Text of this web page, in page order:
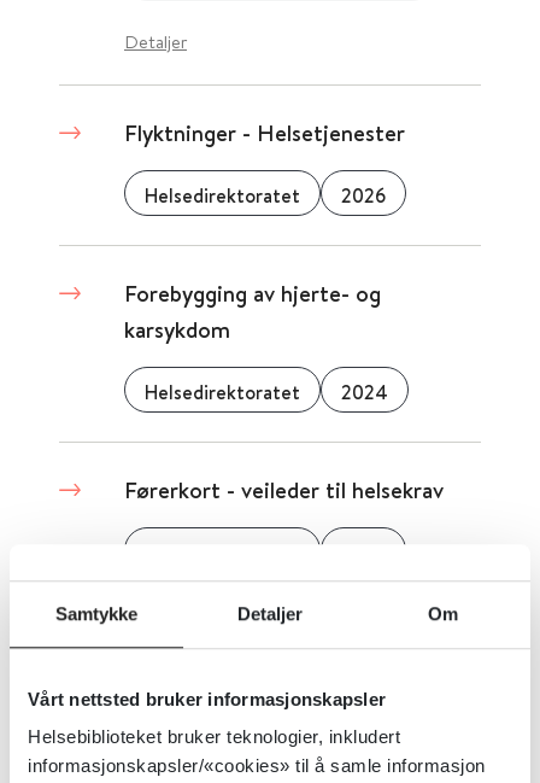
Samtykke Detaljer Om
Vårt nettsted bruker informasjonskapsler
Helsebiblioteket bruker teknologier, inkludert
informasjonskapsler/«cookies» til å samle informasjon
Detaljer
Flyktninger - Helsetjenester
Helsedirektoratet 2026
Forebygging av hjerte- og
karsykdom
Helsedirektoratet 2024
Førerkort - veileder til helsekrav
Generell
Norsk barnelegeforening